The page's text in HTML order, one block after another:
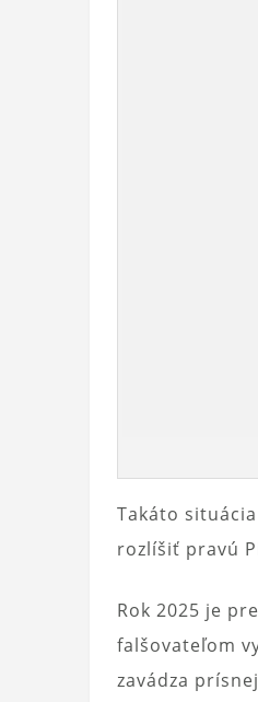
Takáto
rozlíšiť pravú
Rok 2025 je
falšovateľom
zavádza